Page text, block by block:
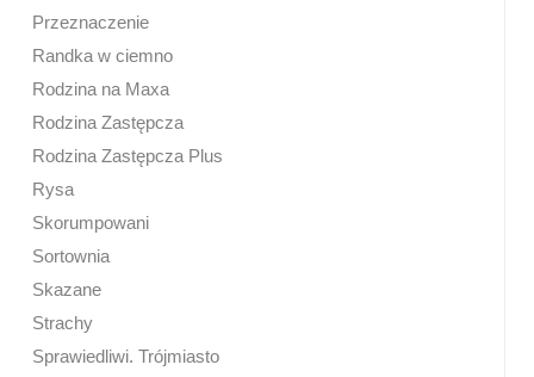
Przeznaczenie
Randka w ciemno
Rodzina na Maxa
Rodzina Zastępcza
Rodzina Zastępcza Plus
Rysa
Skorumpowani
Sortownia
Skazane
Strachy
Sprawiedliwi. Trójmiasto